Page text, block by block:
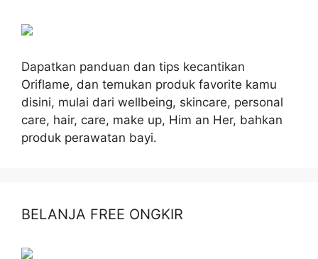
Dapatkan panduan dan tips kecantikan
Oriflame, dan temukan produk favorite kamu
disini, mulai dari wellbeing, skincare, personal
care, hair, care, make up, Him an Her, bahkan
produk perawatan bayi.
BELANJA FREE ONGKIR